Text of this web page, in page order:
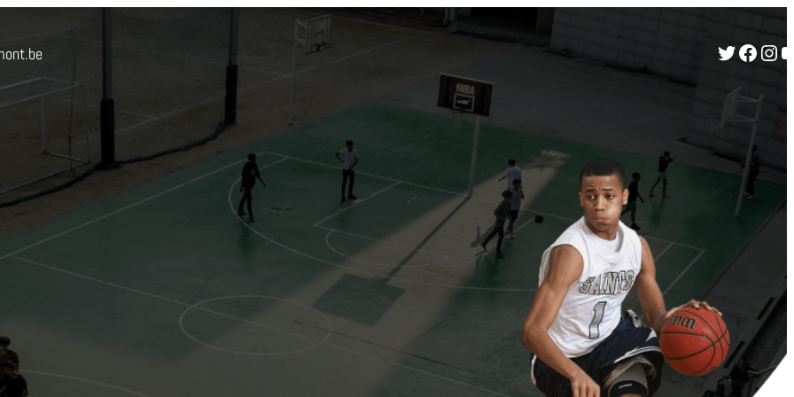
Twitter Facebook Instagram YouTube